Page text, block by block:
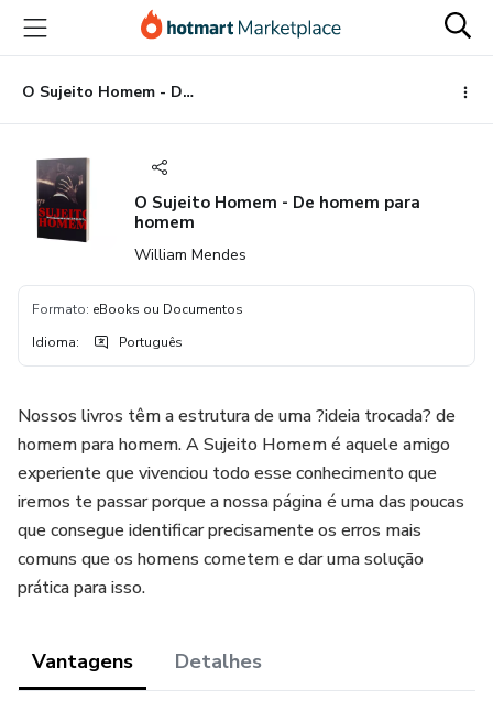
para
conteúdo
principal
para
pagamento
para
rodapé
O Sujeito Homem - De homem para homem
O Sujeito Homem - De homem para
homem
William Mendes
Formato: eBooks ou Documentos
Idioma: Português
Nossos livros têm a estrutura de uma ?ideia trocada? de
homem para homem. A Sujeito Homem é aquele amigo
experiente que vivenciou todo esse conhecimento que
iremos te passar porque a nossa página é uma das poucas
que consegue identificar precisamente os erros mais
comuns que os homens cometem e dar uma solução
prática para isso.
Vantagens Detalhes